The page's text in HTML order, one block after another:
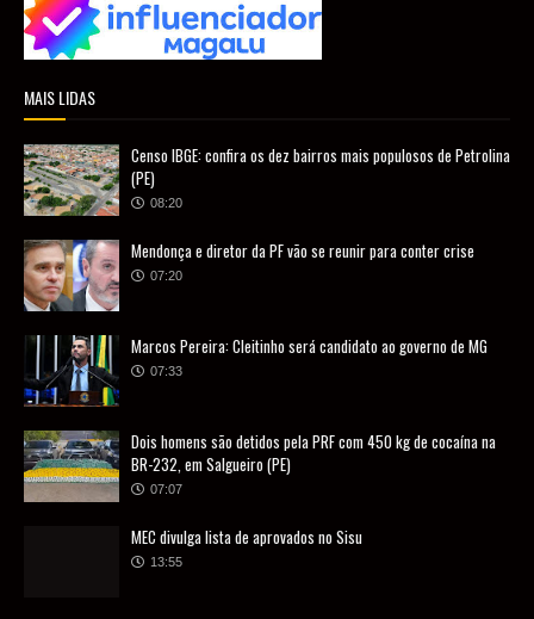
MAIS LIDAS
Censo IBGE: confira os dez bairros mais populosos de Petrolina
(PE)
08:20
Mendonça e diretor da PF vão se reunir para conter crise
07:20
Marcos Pereira: Cleitinho será candidato ao governo de MG
07:33
Dois homens são detidos pela PRF com 450 kg de cocaína na
BR-232, em Salgueiro (PE)
07:07
MEC divulga lista de aprovados no Sisu
13:55